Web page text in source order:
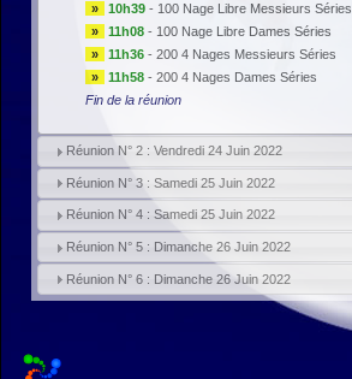
»
10h39- 100 Nage Libre Messieurs Séries
»
11h08- 100 Nage Libre Dames Séries
»
11h36- 200 4 Nages Messieurs Séries
»
11h58- 200 4 Nages Dames Séries
Fin de la réunion
Réunion N° 2 : Vendredi 24 Juin 2022
Réunion N° 3 : Samedi 25 Juin 2022
Réunion N° 4 : Samedi 25 Juin 2022
Réunion N° 5 : Dimanche 26 Juin 2022
Réunion N° 6 : Dimanche 26 Juin 2022